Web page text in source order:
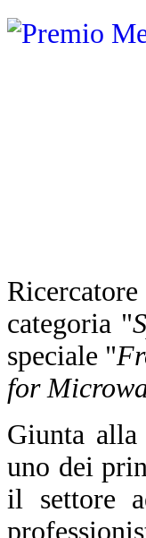
categoria "
speciale "
for
Giunta alla
uno dei
il settore